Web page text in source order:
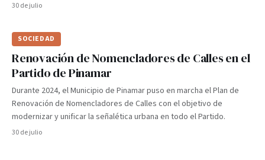
30 de julio
SOCIEDAD
Renovación de Nomencladores de Calles en el
Partido de Pinamar
Durante 2024, el Municipio de Pinamar puso en marcha el Plan de
Renovación de Nomencladores de Calles con el objetivo de
modernizar y unificar la señalética urbana en todo el Partido.
30 de julio